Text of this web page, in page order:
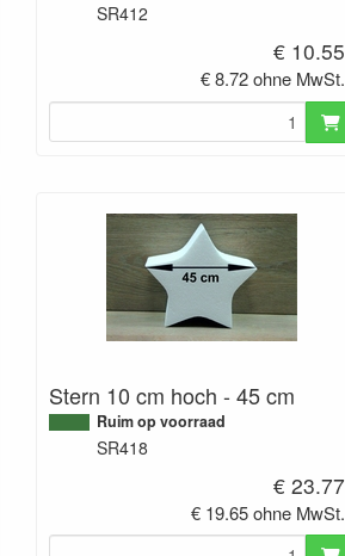
SR412
€ 10.55
€ 8.72 ohne MwSt.
Stern 10 cm hoch - 45 cm
Ruim op voorraad
SR418
€ 23.77
€ 19.65 ohne MwSt.